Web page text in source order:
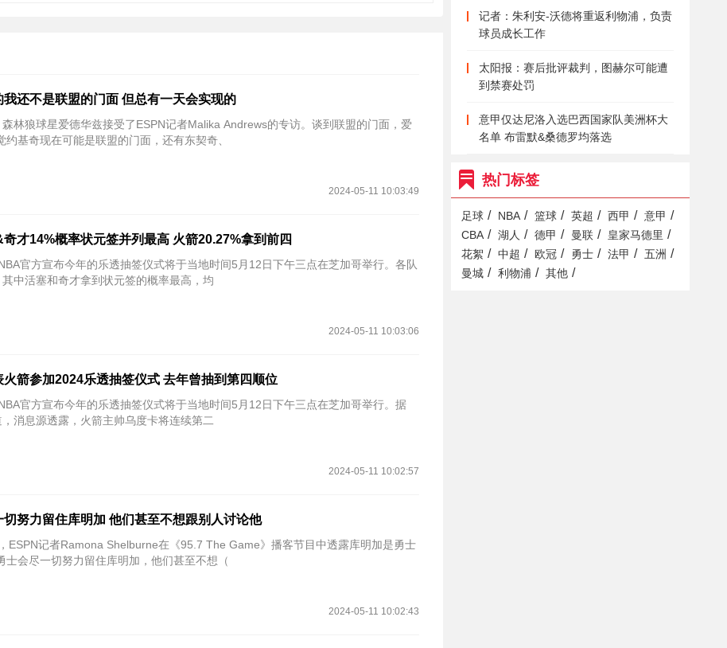
还不是联盟的门面 但总有一天会实现的
林狼球星爱德华兹接受了ESPN记者Malika Andrews的专访。谈到联盟的门面，爱
约基奇现在可能是联盟的门面，还有东契奇、
2024-05-11 10:03:49
才14%概率状元签并列最高 火箭20.27%拿到前四
官方宣布今年的乐透抽签仪式将于当地时间5月12日下午三点在芝加哥举行。各队
中活塞和奇才拿到状元签的概率最高，均
2024-05-11 10:03:06
箭参加2024乐透抽签仪式 去年曾抽到第四顺位
官方宣布今年的乐透抽签仪式将于当地时间5月12日下午三点在芝加哥举行。据
消息源透露，火箭主帅乌度卡将连续第二
2024-05-11 10:02:57
切努力留住库明加 他们甚至不想跟别人讨论他
ESPN记者Ramona Shelburne在《95.7 The Game》播客节目中透露库明加是勇士
士会尽一切努力留住库明加，他们甚至不想（
2024-05-11 10:02:43
记者：朱利安-沃德将重返利物浦，负责
球员成长工作
太阳报：赛后批评裁判，图赫尔可能遭
到禁赛处罚
意甲仅达尼洛入选巴西国家队美洲杯大
名单 布雷默&桑德罗均落选
热门标签
足球 / NBA / 篮球 / 英超 / 西甲 / 意甲 /
CBA / 湖人 / 德甲 / 曼联 / 皇家马德里 /
花絮 / 中超 / 欧冠 / 勇士 / 法甲 / 五洲 /
曼城 / 利物浦 / 其他 /